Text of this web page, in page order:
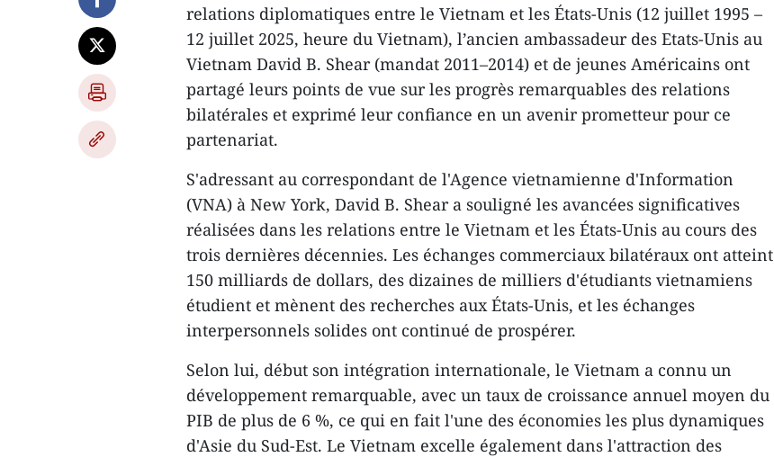
relations diplomatiques entre le Vietnam et les États-Unis (12 juillet 1995 –
12 juillet 2025, heure du Vietnam), l’ancien ambassadeur des Etats-Unis au
Vietnam David B. Shear (mandat 2011–2014) et de jeunes Américains ont
partagé leurs points de vue sur les progrès remarquables des relations
bilatérales et exprimé leur confiance en un avenir prometteur pour ce
partenariat.
S'adressant au correspondant de l'Agence vietnamienne d'Information
(VNA) à New York, David B. Shear a souligné les avancées significatives
réalisées dans les relations entre le Vietnam et les États-Unis au cours des
trois dernières décennies. Les échanges commerciaux bilatéraux ont atteint
150 milliards de dollars, des dizaines de milliers d'étudiants vietnamiens
étudient et mènent des recherches aux États-Unis, et les échanges
interpersonnels solides ont continué de prospérer.
Selon lui, début son intégration internationale, le Vietnam a connu un
développement remarquable, avec un taux de croissance annuel moyen du
PIB de plus de 6 %, ce qui en fait l'une des économies les plus dynamiques
d'Asie du Sud-Est. Le Vietnam excelle également dans l'attraction des